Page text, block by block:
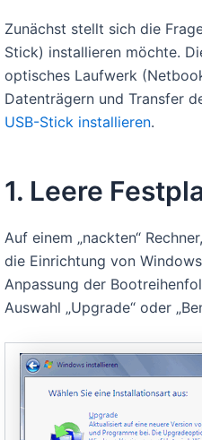
Zunächst stellt sich die
Stick) installieren möchte.
optisches Laufwerk
Datenträgern und Transfer
USB-Stick installieren.
1. Leere
Auf einem „nackten“
die Einrichtung von
Anpassung der
Auswahl „Upgrade“ oder